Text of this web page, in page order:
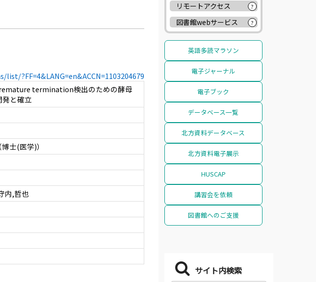
?FF=4&LANG=en&ACCN=1103204679
termination検出のための酵母
と確立
士(医学)）
内,哲也
リモートアクセス ?
図書館webサービス ?
英語多読マラソン
電子ジャーナル
電子ブック
データベース一覧
北方資料データベース
北方資料電子展示
HUSCAP
講習会を依頼
図書館へのご支援
サイト内検索